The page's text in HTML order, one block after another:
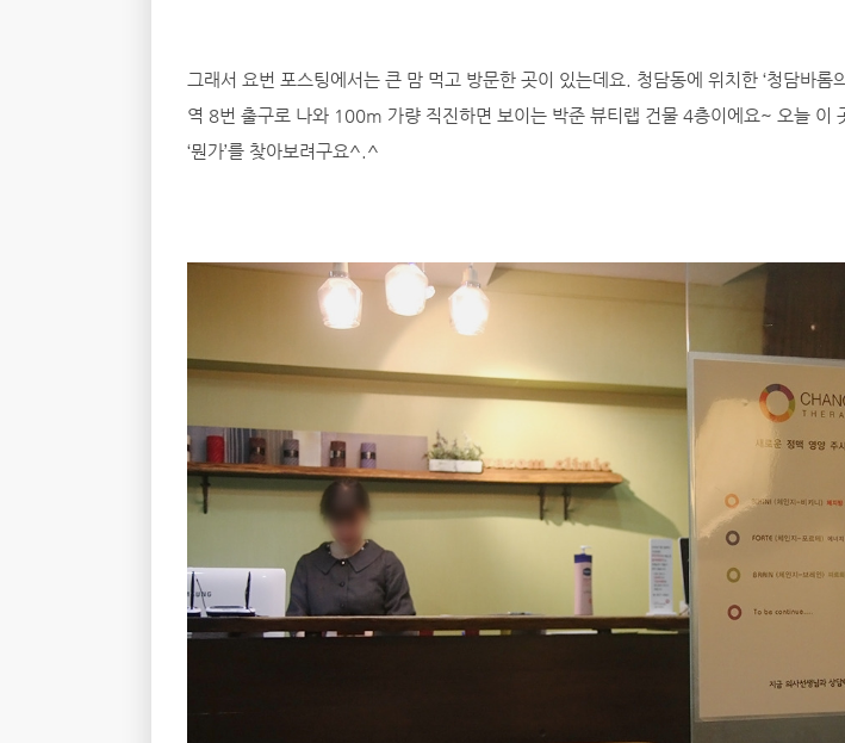
그래서 요번 포스팅에서는 큰 맘 먹고 방문한 곳이 있는데요. 청담동에 위치한 ‘청담바롬
역 8번 출구로 나와 100m 가량 직진하면 보이는 박준 뷰티랩 건물 4층이에요~ 오늘 이
‘뭔가’를 찾아보려구요^.^